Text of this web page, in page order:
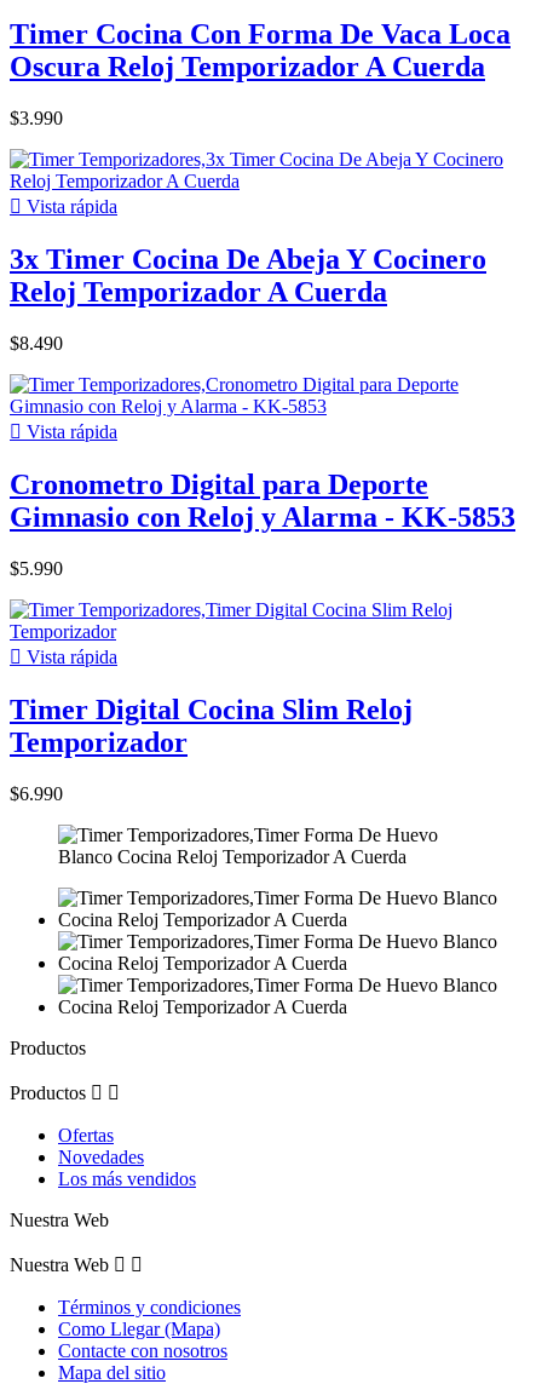
Timer Cocina Con Forma De Vaca Loca
Oscura Reloj Temporizador A Cuerda
$3.990
 Vista rápida
3x Timer Cocina De Abeja Y Cocinero
Reloj Temporizador A Cuerda
$8.490
 Vista rápida
Cronometro Digital para Deporte
Gimnasio con Reloj y Alarma - KK-5853
$5.990
 Vista rápida
Timer Digital Cocina Slim Reloj
Temporizador
$6.990
Productos
Productos  
Ofertas
Novedades
Los más vendidos
Nuestra Web
Nuestra Web  
Términos y condiciones
Como Llegar (Mapa)
Contacte con nosotros
Mapa del sitio